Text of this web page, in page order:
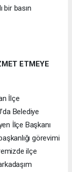
bir basın
ETMEYE
İlçe
Belediye
İlçe Başkanı
görevimi
ilçe